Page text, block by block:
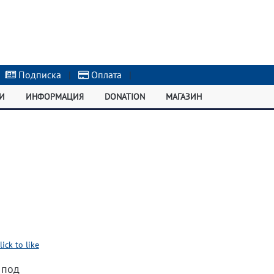
Подписка | Оплата |
ИНФОРМАЦИЯ DONATION МАГАЗИН
to like
под